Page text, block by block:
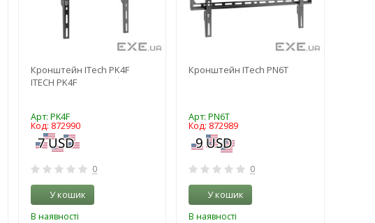
Кронштейн ITech PK4F
ITECH PK4F
Арт: PK4F
Код: 872990
0
У кошик
В наявності
Кронштейн ITech PN6T
Арт: PN6T
Код: 872989
0
У кошик
В наявності